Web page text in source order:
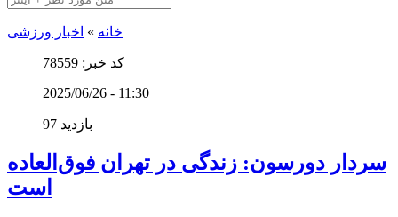
خانه » اخبار ورزشی
کد خبر: 78559
2025/06/26 - 11:30
97 بازدید
سردار دورسون: زندگی در تهران فوق‌العاده
است